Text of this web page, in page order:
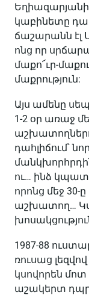
Եղիազարյանի
կաբինետը
ճաշարանն էլ
ոնց որ
մաքո՜ւր-
մաքրություն:
Այս ամենը
1-2 օր առաջ
դահլիճում՝
ու… ինձ
որոնց մեջ 30-
աշխատող…
1987-88
ռուսաց
կսովորեն
աշակերտ